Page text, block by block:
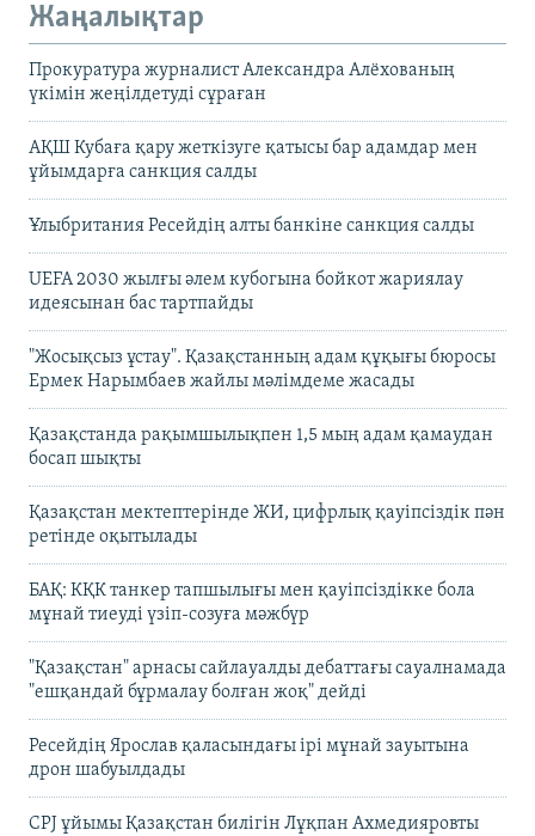
Жаңалықтар
Прокуратура журналист Александра Алёхованың
үкімін жеңілдетуді сұраған
АҚШ Кубаға қару жеткізуге қатысы бар адамдар мен
ұйымдарға санкция салды
Ұлыбритания Ресейдің алты банкіне санкция салды
UEFA 2030 жылғы әлем кубогына бойкот жариялау
идеясынан бас тартпайды
"Жосықсыз ұстау". Қазақстанның адам құқығы бюросы
Ермек Нарымбаев жайлы мәлімдеме жасады
Қазақстанда рақымшылықпен 1,5 мың адам қамаудан
босап шықты
Қазақстан мектептерінде ЖИ, цифрлық қауіпсіздік пән
ретінде оқытылады
БАҚ: КҚК танкер тапшылығы мен қауіпсіздікке бола
мұнай тиеуді үзіп-созуға мәжбүр
"Қазақстан" арнасы сайлауалды дебаттағы сауалнамада
"ешқандай бұрмалау болған жоқ" дейді
Ресейдің Ярослав қаласындағы ірі мұнай зауытына
дрон шабуылдады
CPJ ұйымы Қазақстан билігін Лұқпан Ахмедияровты